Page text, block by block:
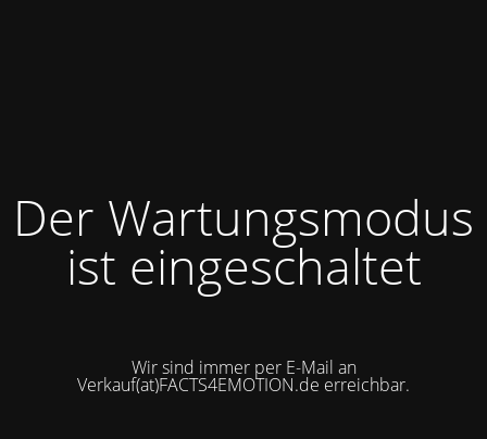
Der Wartungsmodus
ist eingeschaltet
Wir sind immer per E-Mail an
Verkauf(at)FACTS4EMOTION.de erreichbar.